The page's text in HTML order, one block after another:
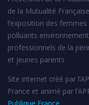
de la Mutualité
l’exposition des
polluants
professionnels de la
et jeunes parents
Site internet créé par
France et animé par